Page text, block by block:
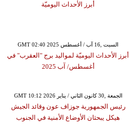
أبرز الأحداث اليوميّة
GMT 02:40 2025 السبت ,16 آب / أغسطس
أبرز الأحداث اليوميّة لمواليد برج "العقرب" في
أغسطس/ آب 2025
GMT 10:12 2026 الجمعة ,30 كانون الثاني / يناير
رئيس الجمهورية جوزاف عون وقائد الجيش
هيكل يبحثان الأوضاع الأمنية في الجنوب